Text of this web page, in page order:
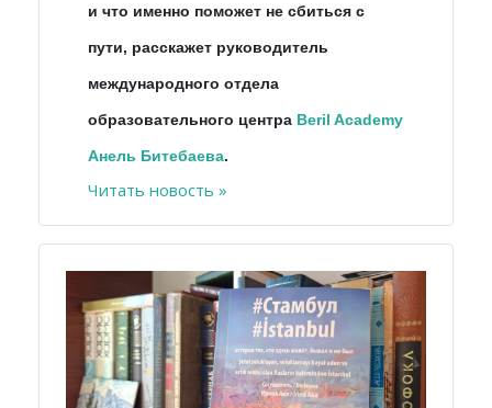
и что именно поможет не сбиться с
пути, расскажет руководитель
международного отдела
образовательного центра Beril Academy
Анель Битебаева.
Читать новость »